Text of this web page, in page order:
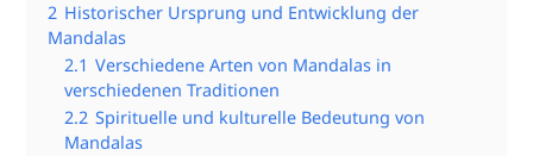
2 Historischer Ursprung und Entwicklung der
Mandalas
2.1 Verschiedene Arten von Mandalas in
verschiedenen Traditionen
2.2 Spirituelle und kulturelle Bedeutung von
Mandalas